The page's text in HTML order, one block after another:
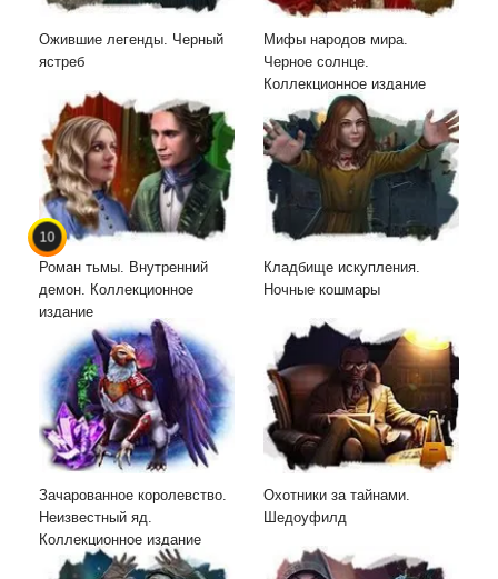
Ожившие легенды. Черный
ястреб
Мифы народов мира.
Черное солнце.
Коллекционное издание
10
Роман тьмы. Внутренний
демон. Коллекционное
издание
Кладбище искупления.
Ночные кошмары
Зачарованное королевство.
Неизвестный яд.
Коллекционное издание
Охотники за тайнами.
Шедоуфилд